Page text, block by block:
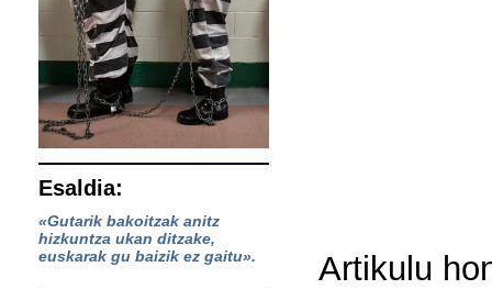
Artikulu
Esaldia:
«Gutarik bakoitzak anitz
hizkuntza ukan ditzake,
euskarak gu baizik ez gaitu».